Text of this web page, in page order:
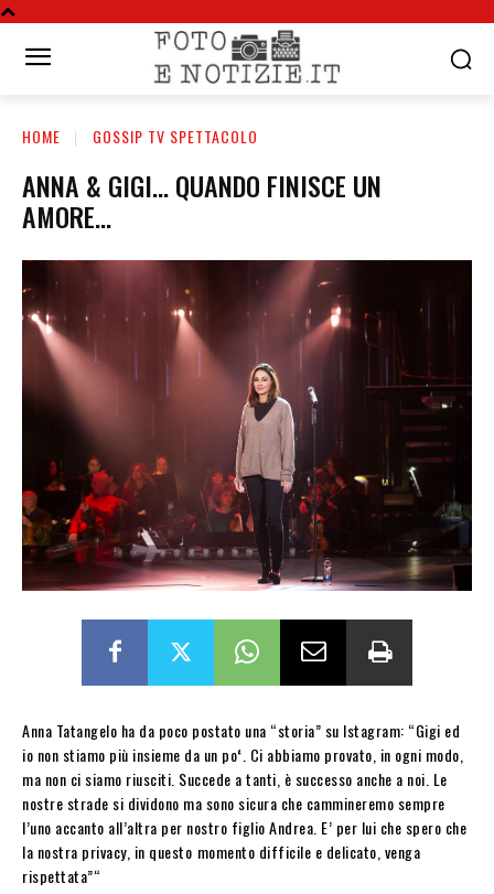
HOME GOSSIP TV SPETTACOLO
ANNA & GIGI… QUANDO FINISCE UN
AMORE…
Anna Tatangelo ha da poco postato una “storia” su Istagram: “Gigi ed
io non stiamo più insieme da un po‘ . Ci abbiamo provato, in ogni modo,
ma non ci siamo riusciti. Succede a tanti, è successo anche a noi. Le
nostre strade si dividono ma sono sicura che cammineremo sempre
l’uno accanto all’altra per nostro figlio Andrea. E’ per lui che spero che
la nostra privacy, in questo momento difficile e delicato, venga
rispettata”“